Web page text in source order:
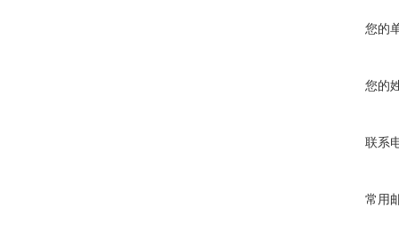
您的
您的
联系
常用